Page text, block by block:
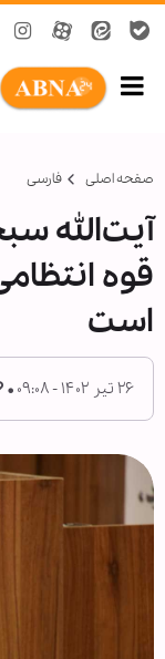
صفحه اصلی فارسی
آیت‌الله
قوه
است
۲۶ تیر ۱۴۰۲ - ۰۹:۰۸